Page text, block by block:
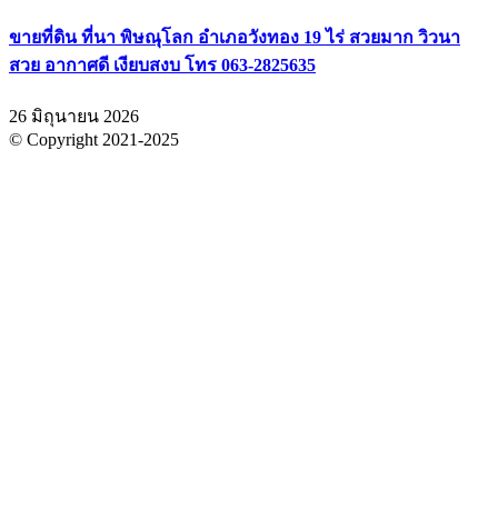
ขายที่ดิน ที่นา พิษณุโลก อำเภอวังทอง 19 ไร่ สวยมาก วิวนา
สวย อากาศดี เงียบสงบ โทร 063-2825635
26 มิถุนายน 2026
© Copyright 2021-2025